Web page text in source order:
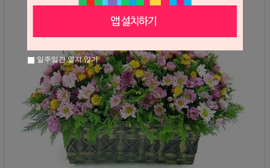
일주일간 열지 않기